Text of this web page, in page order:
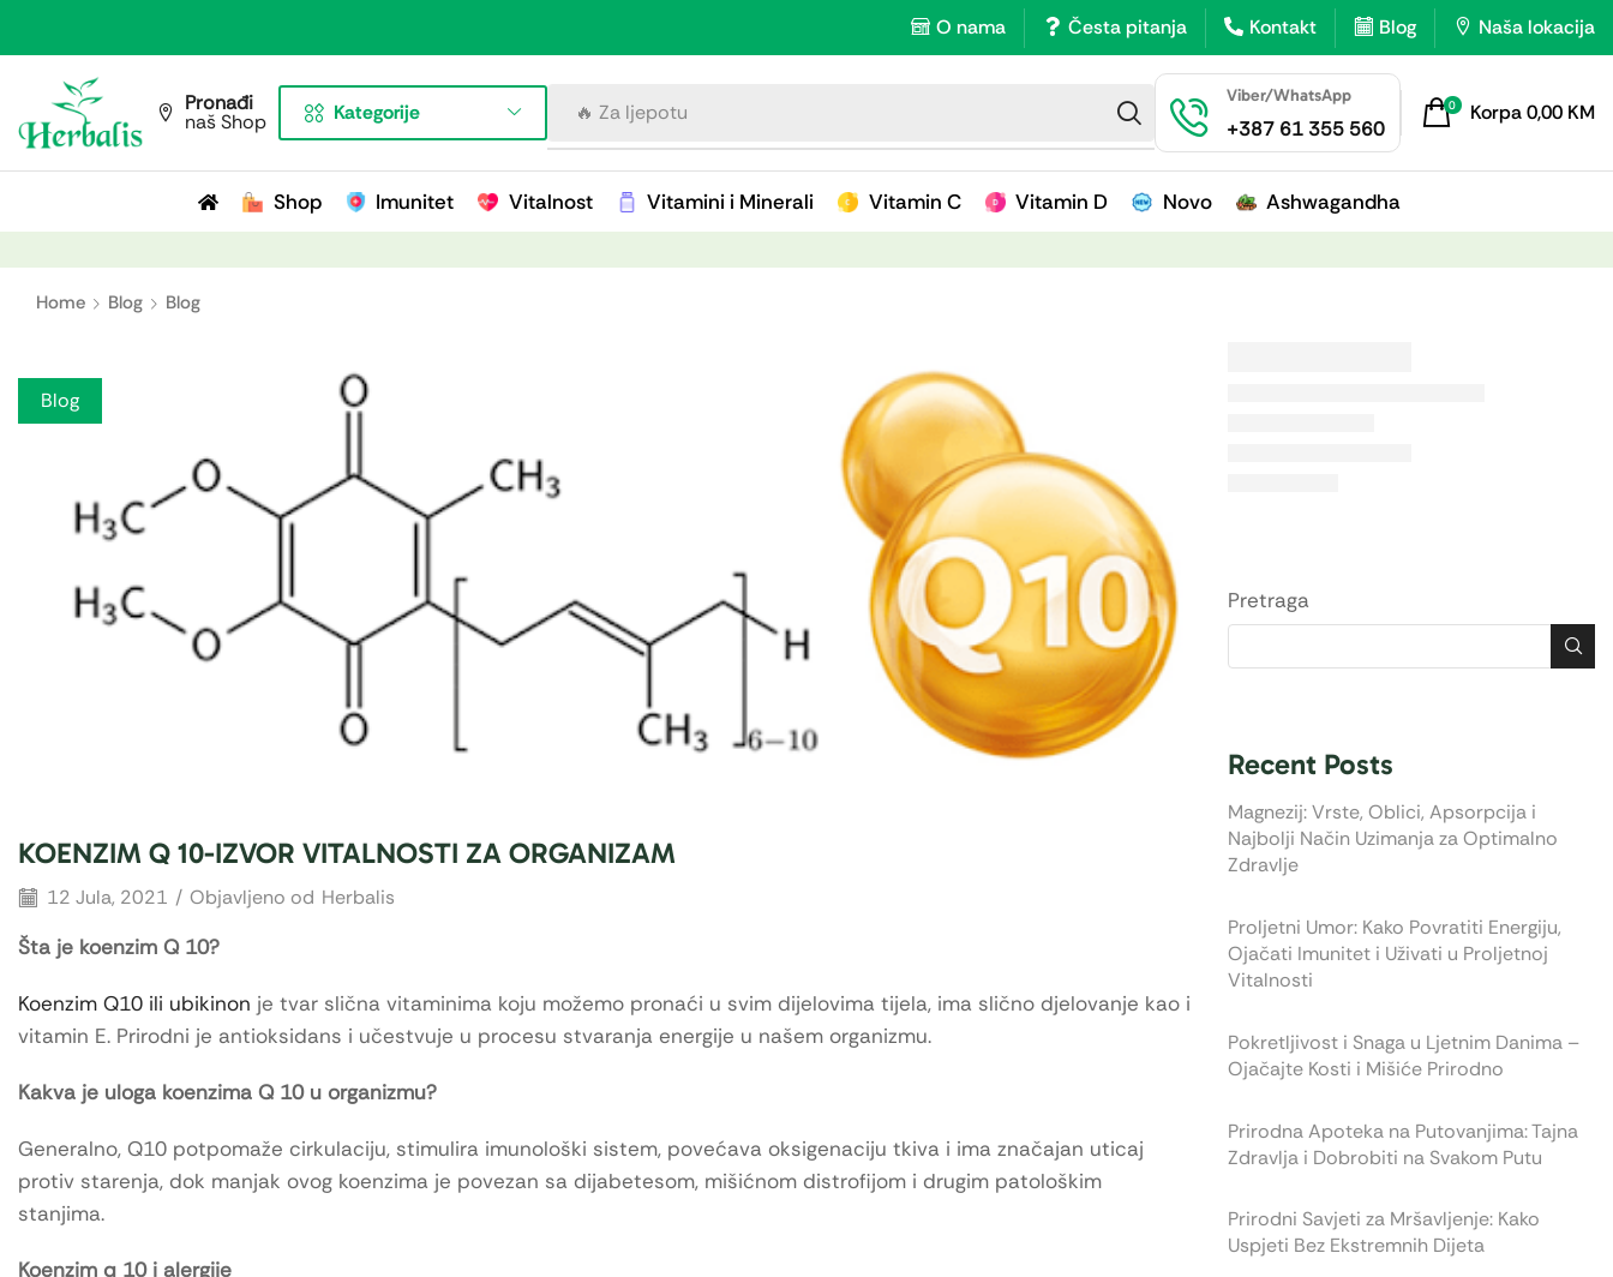
O nama Česta pitanja Kontakt Blog Naša lokacija
Pronađi
naš Shop Kategorije 🔥 Za imunitet
Viber/WhatsApp
+387 61 355 560
0 Korpa0,00 KM
Shop Imunitet Vitalnost Vitamini i Minerali Vitamin C Vitamin D Novo Ashwagandha
Home Blog Blog
Blog
KOENZIM Q 10-IZVOR VITALNOSTI ZA ORGANIZAM
12 Jula, 2021 / Objavljeno od Herbalis
Šta je koenzim Q 10?
Koenzim Q10 ili ubikinon je tvar slična vitaminima koju možemo pronaći u svim dijelovima tijela, ima slično djelovanje kao i
vitamin E. Prirodni je antioksidans i učestvuje u procesu stvaranja energije u našem organizmu.
Kakva je uloga koenzima Q 10 u organizmu?
Generalno, Q10 potpomaže cirkulaciju, stimulira imunološki sistem, povećava oksigenaciju tkiva i ima značajan uticaj
protiv starenja, dok manjak ovog koenzima je povezan sa dijabetesom, mišićnom distrofijom i drugim patološkim
stanjima.
Koenzim q 10 i alergije
Pretraga
Recent Posts
Magnezij: Vrste, Oblici, Apsorpcija i
Najbolji Način Uzimanja za Optimalno
Zdravlje
Proljetni Umor: Kako Povratiti Energiju,
Ojačati Imunitet i Uživati u Proljetnoj
Vitalnosti
Pokretljivost i Snaga u Ljetnim Danima –
Ojačajte Kosti i Mišiće Prirodno
Prirodna Apoteka na Putovanjima: Tajna
Zdravlja i Dobrobiti na Svakom Putu
Prirodni Savjeti za Mršavljenje: Kako
Uspjeti Bez Ekstremnih Dijeta